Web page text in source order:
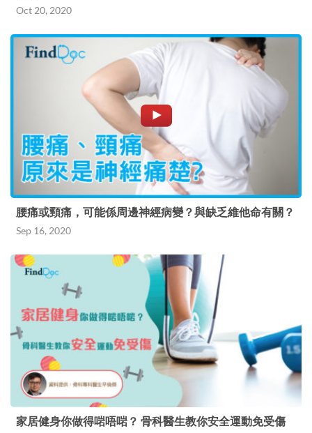
Oct 20, 2020
腰痛或頸痛，可能係周邊神經病變？與缺乏維他命有關？
Sep 16, 2020
家居健身你做得啱唔啱？ 骨科醫生教你安全運動免受傷